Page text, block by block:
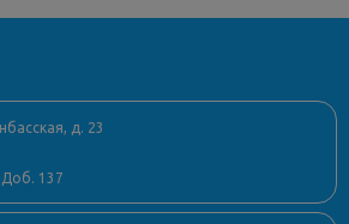
д. 23
Доб. 137